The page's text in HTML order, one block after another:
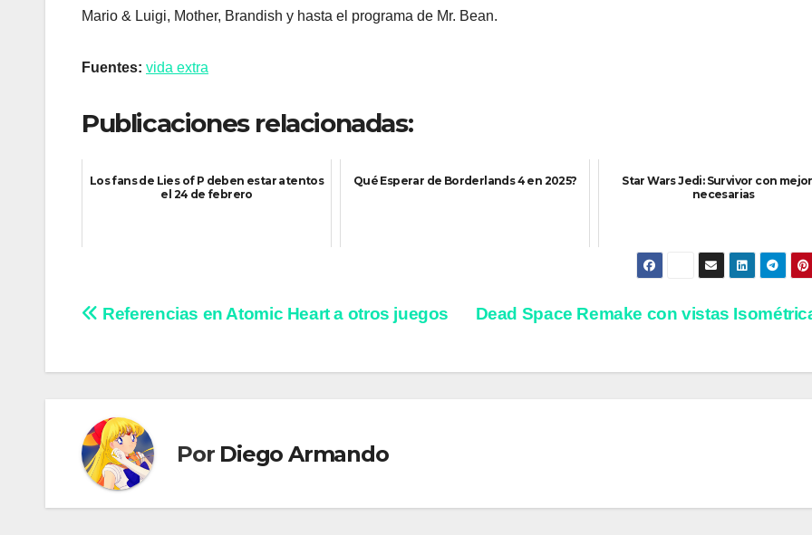
Mario & Luigi, Mother, Brandish y hasta el programa de Mr. Bean.
Fuentes: vida extra
Publicaciones relacionadas:
Los fans de Lies of P deben estar atentos
el 24 de febrero
Qué Esperar de Borderlands 4 en 2025?
Star Wars Jedi: Survivor con
necesarias
Navegación
Dead Space Remake con vistas
Referencias en Atomic Heart a otros juegos
Por Diego Armando